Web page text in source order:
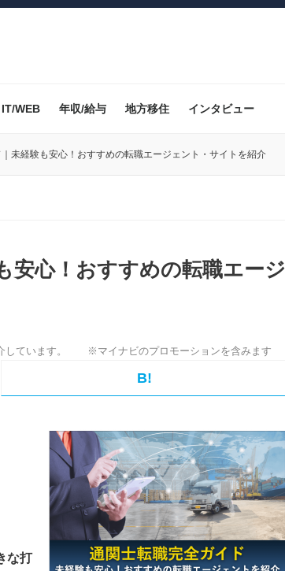
IT/WEB 年収/給与 地方移住 インタビュー
未経験も安心！おすすめの転職エージェント・サイトを紹介
安心！おすすめの転職エージ
B!
な打